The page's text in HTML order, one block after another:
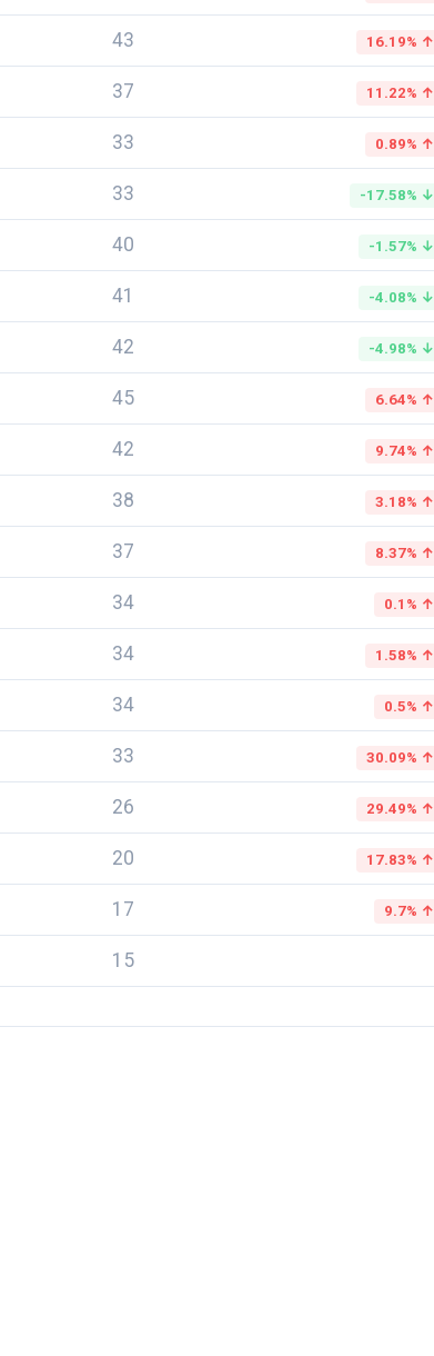
43 16.19% ↑
37 11.22% ↑
33 0.89% ↑
33 -17.58% ↓
40 -1.57% ↓
41 -4.08% ↓
42 -4.98% ↓
45 6.64% ↑
42 9.74% ↑
38 3.18% ↑
37 8.37% ↑
34 0.1% ↑
34 1.58% ↑
34 0.5% ↑
33 30.09% ↑
26 29.49% ↑
20 17.83% ↑
17 9.7% ↑
15